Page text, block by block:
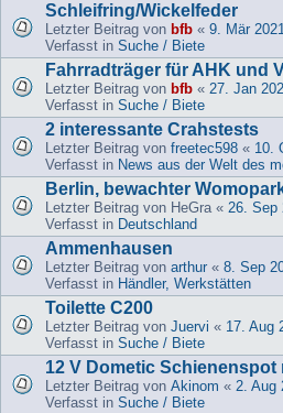
Schleifring/Wickelfeder
Letzter Beitrag von bfb « 9. Mär
Verfasst in Suche / Biete
Fahrradträger für AHK und
Letzter Beitrag von bfb « 27. Jan
Verfasst in Suche / Biete
2 interessante Crahstests
Letzter Beitrag von freetec598 « 10.
Verfasst in News aus der Welt des
Berlin, bewachter
Letzter Beitrag von HeGra« 26. Sep
Verfasst in Deutschland
Ammenhausen
Letzter Beitrag von arthur « 8. Sep
Verfasst in Händler, Werkstätten
Toilette C200
Letzter Beitrag von Juervi « 17. Aug
Verfasst in Suche / Biete
12 V Dometic Schienenspot
Letzter Beitrag von Akinom « 2. Aug
Verfasst in Suche / Biete